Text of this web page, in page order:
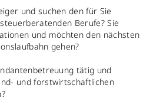
und suchen den für Sie
Berufe? Sie
und möchten den nächsten
gehen?
tätig und
und forstwirtschaftlichen